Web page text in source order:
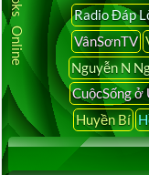
Radio Đáp
VânSơnTV
Nguyễn N
CuộcSống ở
Huyền Bí